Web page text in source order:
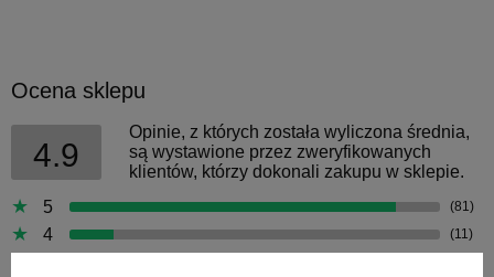
Ocena sklepu
4.9
Opinie, z których została wyliczona średnia,
są wystawione przez zweryfikowanych
klientów, którzy dokonali zakupu w sklepie.
5
(81)
4 (11)